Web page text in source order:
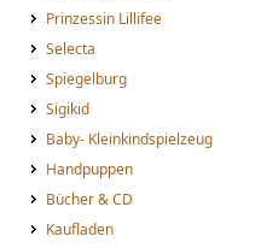
Prinzessin Lillifee
Selecta
Spiegelburg
Sigikid
Baby- Kleinkindspielzeug
Handpuppen
Bücher & CD
Kaufladen